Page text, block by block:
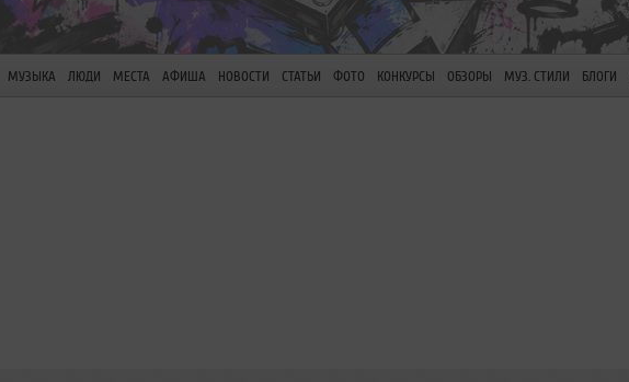
МУЗЫКА ЛЮДИ МЕСТА АФИША НОВОСТИ СТАТЬИ ФОТО КОНКУРСЫ ОБЗОРЫ МУЗ. СТИЛИ БЛОГИ